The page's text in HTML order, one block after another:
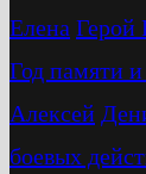
Елена Герой
Год памяти
Алексей
боевых